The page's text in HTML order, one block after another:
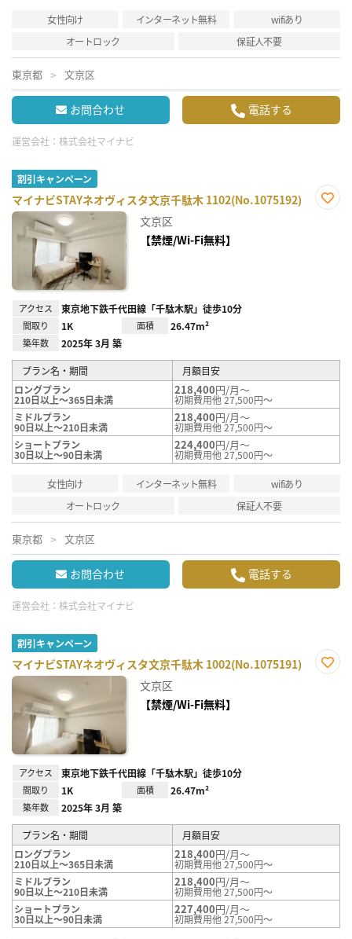
女性向け インターネット無料
wifiあり
オートロック
保証人不要
東京都 文京区
お問合わせ 電話する
運営会社： 株式会社マイナビ
割引キャンペーン
マイナビSTAYネオヴィスタ文京千駄木 1102(No.1075192)
文京区
【禁煙/Wi-Fi無料】
アクセス 東京地下鉄千代田線「千駄木駅」徒歩10分
間取り 1K 面積 26.47m²
築年数 2025年 3月 築
プラン名・期間
月額目安
ロングプラン
210日以上～365日未満
218,400円/月～
初期費用他 27,500円～
ミドルプラン
90日以上～210日未満
218,400円/月～
初期費用他 27,500円～
ショートプラン
30日以上～90日未満
224,400円/月～
初期費用他 27,500円～
女性向け インターネット無料
wifiあり
オートロック
保証人不要
東京都 文京区
お問合わせ 電話する
運営会社： 株式会社マイナビ
割引キャンペーン
マイナビSTAYネオヴィスタ文京千駄木 1002(No.1075191)
文京区
【禁煙/Wi-Fi無料】
アクセス 東京地下鉄千代田線「千駄木駅」徒歩10分
間取り 1K 面積 26.47m²
築年数 2025年 3月 築
プラン名・期間
月額目安
ロングプラン
210日以上～365日未満
218,400円/月～
初期費用他 27,500円～
ミドルプラン
90日以上～210日未満
218,400円/月～
初期費用他 27,500円～
ショートプラン
30日以上～90日未満
227,400円/月～
初期費用他 27,500円～